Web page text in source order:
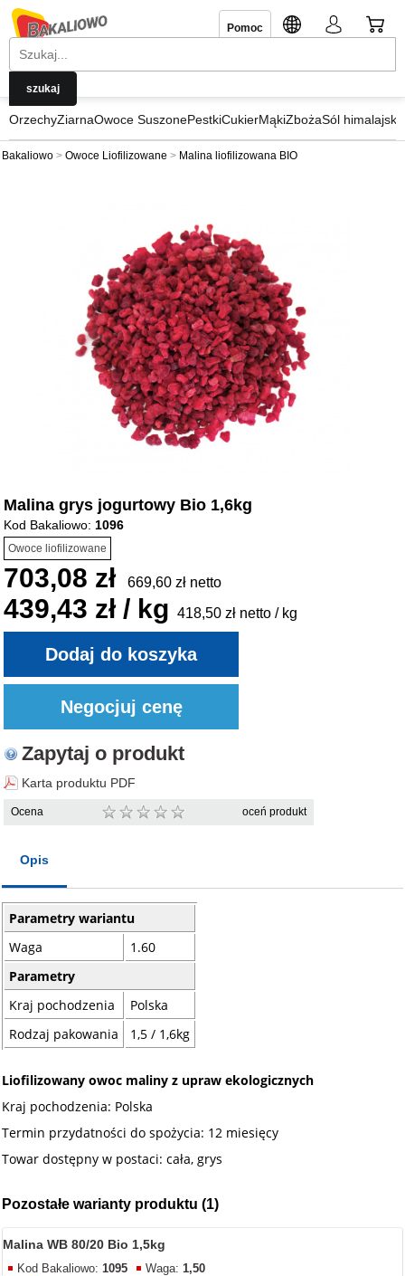
Pomoc
OrzechyZiarnaOwoce SuszonePestkiCukierMąkiZbożaSól himalajska
Bakaliowo Owoce Liofilizowane Malina liofilizowana BIO
Malina grys jogurtowy Bio 1,6kg
Kod Bakaliowo: 1096
Owoce liofilizowane
703,08 zł 669,60 zł netto
439,43 zł / kg 418,50 zł netto / kg
Zapytaj o produkt
Karta produktu PDF
Ocena oceń produkt
Opis
Parametry wariantu
Waga
1.60
Parametry
Kraj pochodzenia
Polska
Rodzaj pakowania
1,5 / 1,6kg
Liofilizowany owoc maliny z upraw ekologicznych
Kraj pochodzenia: Polska
Termin przydatności do spożycia: 12 miesięcy
Towar dostępny w postaci: cała, grys
Pozostałe warianty produktu (1)
Malina WB 80/20 Bio 1,5kg
Kod Bakaliowo: 1095 Waga: 1,50